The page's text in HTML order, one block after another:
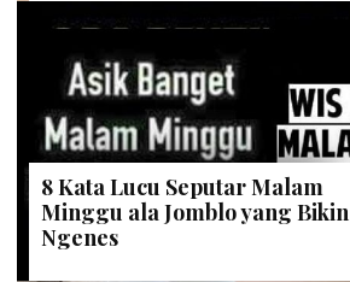
8 Kata Lucu Seputar Malam
Minggu ala Jomblo yang Bikin
Ngenes